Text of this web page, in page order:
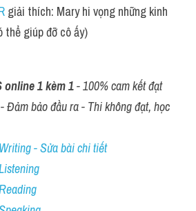
giải thích: Mary hi vọng những kinh
thể giúp đỡ cô ấy)
online 1 kèm 1 - 100% cam kết đạt
Đảm bảo đầu ra - Thi không đạt, học
- Sửa bài chi tiết